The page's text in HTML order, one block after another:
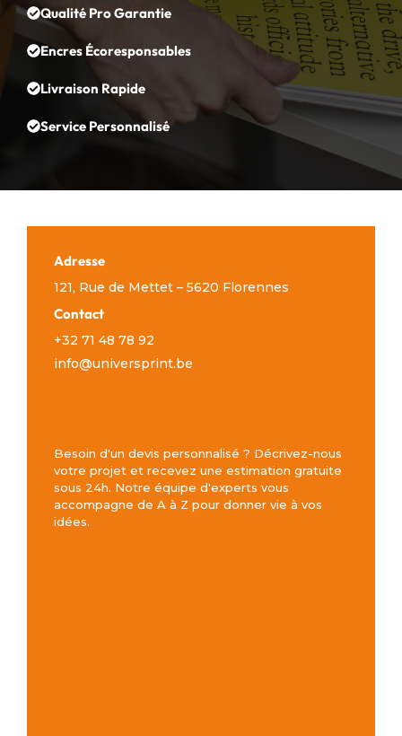
Qualité Pro Garantie
Encres Écoresponsables
Livraison Rapide
Service Personnalisé
Adresse
121, Rue de Mettet – 5620 Florennes
Contact
+32 71 48 78 92
info@universprint.be
Besoin d'un devis personnalisé ? Décrivez-nous
votre projet et recevez une estimation gratuite
sous 24h. Notre équipe d'experts vous
accompagne de A à Z pour donner vie à vos
idées.